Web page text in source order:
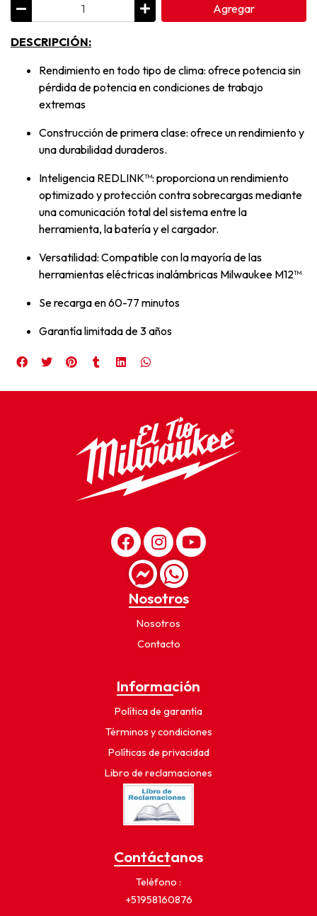
Agregar
DESCRIPCIÓN:
Rendimiento en todo tipo de clima: ofrece potencia sin
pérdida de potencia en condiciones de trabajo
extremas
Construcción de primera clase: ofrece un rendimiento y
una durabilidad duraderos.
Inteligencia REDLINK™: proporciona un rendimiento
optimizado y protección contra sobrecargas mediante
una comunicación total del sistema entre la
herramienta, la batería y el cargador.
Versatilidad: Compatible con la mayoría de las
herramientas eléctricas inalámbricas Milwaukee M12™
Se recarga en 60-77 minutos
Garantía limitada de 3 años
Nosotros
Nosotros
Contacto
Información
Política de garantía
Términos y condiciones
Políticas de privacidad
Libro de reclamaciones
Contáctanos
Teléfono
+51958160876